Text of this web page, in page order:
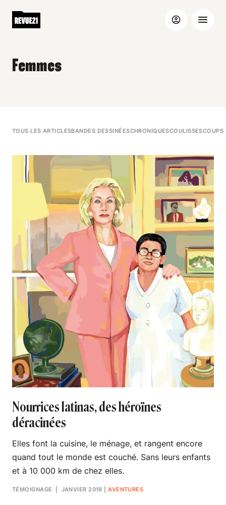
Femmes
TOUS LES ARTICLESBANDES DESSINÉESCHRONIQUESCOULISSESCOUPS
Nourrices latinas, des héroïnes
déracinées
Elles font la cuisine, le ménage, et rangent encore
quand tout le monde est couché. Sans leurs enfants
et à 10 000 km de chez elles.
TÉMOIGNAGE | JANVIER 2018 |AVENTURES